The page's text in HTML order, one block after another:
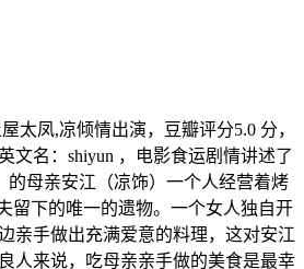
太凤,凉倾情出演，豆瓣评分5.0 分，
文名：shiyun ，电影食运剧情讲述了
的母亲安江（凉饰）一个人经营着烤
留下的唯一的遗物。一个女人独自开
亲手做出充满爱意的料理，这对安江
人来说，吃母亲亲手做的美食是最幸